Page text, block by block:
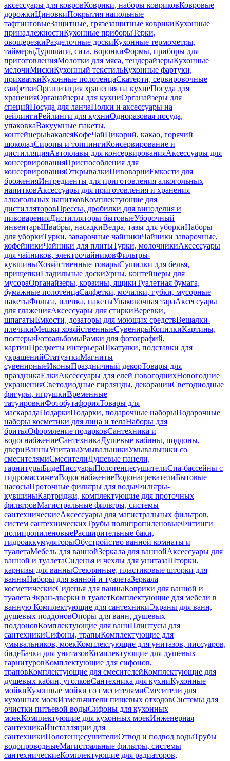
аксессуары для ковровКоврики, наборы ковриковКовровые
дорожкиЦиновкиПокрытия напольные
тафтинговыеЗащитные, грязезащитные коврикиКухонные
принадлежностиКухонные приборыТерки,
овощерезкиРазделочные доскиКухонные термометры,
таймерыДуршлаги, сита, воронкиФормы, приборы для
приготовленияМолотки для мяса, тендерайзерыКухонные
мелочиМискиКухонный текстильКухонные фартуки,
прихваткиКухонные полотенцаСкатерти, сервировочные
салфеткиОрганизация хранения на кухнеПосуда для
храненияОрганайзеры для кухниОрганайзеры для
специйПосуда для ланчаПолки и аксессуары на
рейлингиРейлинги для кухниОдноразовая посуда,
упаковкаВакуумные пакеты,
контейнерыБакалеяКофеЧайЦикорий, какао, горячий
шоколадСиропы и топпингиКонсервирование и
дистилляцияАвтоклавы для консервированияАксессуары для
консервированияПриспособления для
консервированияОткрывалкиПивоварниЕмкости для
броженияИнгредиенты для приготовления алкогольных
напитковАксессуары для приготовления и хранения
алкогольных напитковКомплектующие для
дистилляторовПрессы, дробилки для виноделия и
пивоваренияДистилляторы бытовыеУборочный
инвентарьШвабры, насадкиВедра, тазы для уборкиНаборы
для уборкиТурки, заварочные чайникиЧайники заварочные,
кофейникиЧайники для плитыТурки, молочникиАксессуары
для чайников, электрочайниковФильтры-
кувшиныХозяйственные товарыСушилки для белья,
прищепкиГладильные доскиУрны, контейнеры для
мусораОрганайзеры, корзины, ящикиТуалетная бумага,
бумажные полотенцаСалфетки, мочалки, губки, мусорные
пакетыФольга, пленка, пакетыУпаковочная тараАксессуары
для глаженияАксессуары для стиркиВеревки,
шпагатыЕмкости, дозаторы для моющих средствВешалки-
плечикиМешки хозяйственныеСувенирыКопилкиКартины,
постерыФотоальбомыРамки для фотографий,
картинПредметы интерьераШкатулки, подставки для
украшенийСтатуэткиМагниты
сувенирныеИконыПраздничный декорТовары для
праздникаЕлкиАксессуары для елей новогоднихНовогодние
украшенияСветодиодные гирлянды, декорацииСветодиодные
фигуры, игрушкиВременные
татуировкиФотобутафорияТовары для
маскарадаПодаркиПодарки, подарочные наборыПодарочные
наборы косметики для лица и телаНаборы для
бритьяОформление подарковСантехника и
водоснабжениеСантехникаДушевые кабины, поддоны,
двериВанныУнитазыУмывальникиУмывальники со
смесителямиСмесителиДушевые панели,
гарнитурыБидеПиссуарыПолотенцесушителиСпа-бассейны с
гидромассажемВодоснабжениеВодонагревателиБытовые
насосыПроточные фильтры для водыФильтры-
кувшиныКартриджи, комплектующие для проточных
фильтровМагистральные фильтры, системы
сантехническиеАксессуары для магистральных фильтров,
систем сантехническихТрубы полипропиленовыеФитинги
полипропиленовыеРасширительные баки,
гидроаккумуляторыОбустройство ванной комнаты и
туалетаМебель для ваннойЗеркала для ваннойАксессуары для
ванной и туалетаСиденья и чехлы для унитазаШторки,
карнизы для ванныСтеклянные, пластиковые шторки для
ванныНаборы для ванной и туалетаЗеркала
косметическиеСиденья для ванныКоврики для ванной и
туалетаЭкран-дверки в туалетКомплектующие для мебели в
ванную Комплектующие для сантехникиЭкраны для ванн,
душевых поддоновОпоры для ванн, душевых
поддоновКомплектующие для ваннПлинтусы для
сантехникиСифоны, трапыКомплектующие для
умывальников, моекКомплектующие для унитазов, писсуаров,
бидеБачки для унитазовКомплектующие для душевых
гарнитуровКомплектующие для сифонов,
траповКомплектующие для смесителейКомплектующие для
душевых кабин, уголковСантехника для кухниКухонные
мойкиКухонные мойки со смесителямиСмесители для
кухонных моекИзмельчители пищевых отходовСистемы для
очистки питьевой водыСифоны для кухонных
моекКомплектующие для кухонных моекИнженерная
сантехникаИнсталляции для
сантехникиПолотенцесушителиОтвод и подвод водыТрубы
водопроводныеМагистральные фильтры, системы
сантехническиеКомплектующие для радиаторов,